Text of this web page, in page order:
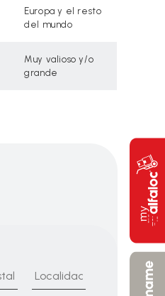
Europa y el resto
del mundo
Muy valioso y/o
grande